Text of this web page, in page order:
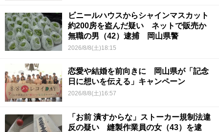
ビニールハウスからシャインマスカット
約200房を盗んだ疑い ネットで販売か
無職の男（42）逮捕 岡山県警
2026/8/8(土)18:15
恋愛や結婚を前向きに 岡山県が「記念
日に想いを伝える」キャンペーン
2026/8/8(土)16:57
「お前 潰すからな」ストーカー規制法違
反の疑い 縫製作業員の女（43）を逮